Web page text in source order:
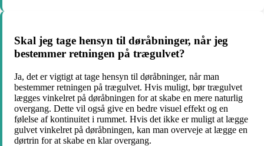
Skal jeg tage hensyn til døråbninger, når jeg
bestemmer retningen på trægulvet?
Ja, det er vigtigt at tage hensyn til døråbninger, når man
bestemmer retningen på trægulvet. Hvis muligt, bør trægulvet
lægges vinkelret på døråbningen for at skabe en mere naturlig
overgang. Dette vil også give en bedre visuel effekt og en
følelse af kontinuitet i rummet. Hvis det ikke er muligt at lægge
gulvet vinkelret på døråbningen, kan man overveje at lægge en
dørtrin for at skabe en klar overgang.